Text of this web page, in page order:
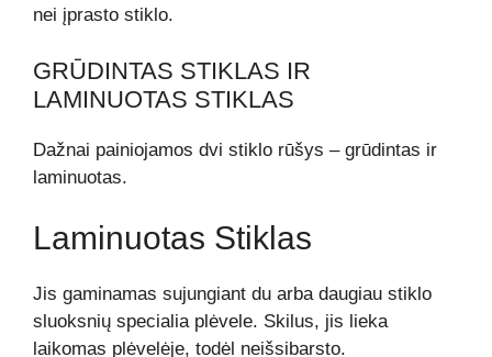
nei įprasto stiklo.
GRŪDINTAS STIKLAS IR
LAMINUOTAS STIKLAS
Dažnai painiojamos dvi stiklo rūšys – grūdintas ir
laminuotas.
Laminuotas Stiklas
Jis gaminamas sujungiant du arba daugiau stiklo
sluoksnių specialia plėvele. Skilus, jis lieka
laikomas plėvelėje, todėl neišsibarsto.